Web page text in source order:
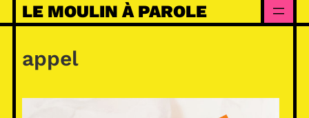
Skip
to
content
LE MOULIN À PAROLE
appel